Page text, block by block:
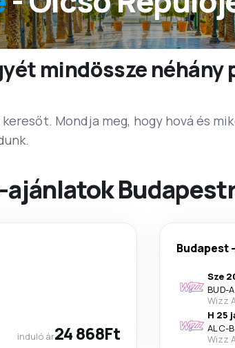
mindössze néhány
Mondja meg, hogy hová és
induló ár24 868Ft
Budapest-
Sze
BUD-
Wizz
H 25
ALC-
Wizz